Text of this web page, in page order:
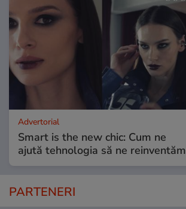
Advertorial
Smart is the new chic: Cum ne
ajută tehnologia să ne reinventăm
PARTENERI